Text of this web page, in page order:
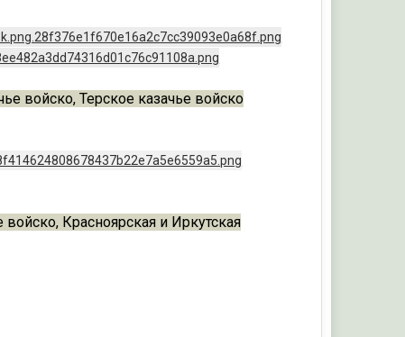
войско, Терское казачье войско
Красноярская и Иркутская